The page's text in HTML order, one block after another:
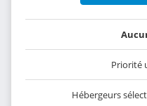
Priorité
Hébergeurs